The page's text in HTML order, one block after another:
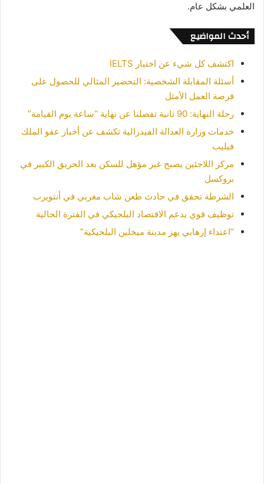
العلمي بشكل عام.
أحدث المواضيع
اكتشف كل شيء عن اختبار IELTS
أسئلة المقابلة الشخصية: التحضير المثالي للحصول على
فرصة العمل الأمثل
رحلة النهاية: 90 ثانية تفصلنا عن نهاية “ساعة يوم القيامة”
خدمات وزارة العدالة الفيدرالية تكشف عن أخبار عفو الملك
فيليب
مركز اللاجئين يصبح غير مؤهل للسكن بعد الحريق الكبير في
بروكسل
الشرطة تحقق في حادث طعن شاب مغربي في أنتويرب
توظيف قوي يدعم الاقتصاد البلجيكي في الفترة الحالية
“اعتداء إرهابي يهز مدينة ميخلين البلجيكية”